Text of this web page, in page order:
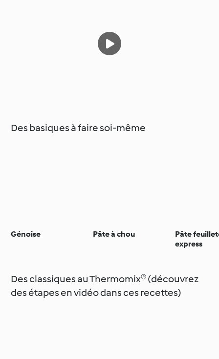
Des basiques à faire soi-même
Génoise Pâte à chou
Pâte
express
Des classiques au Thermomix® (découvrez
des étapes en vidéo dans ces recettes)